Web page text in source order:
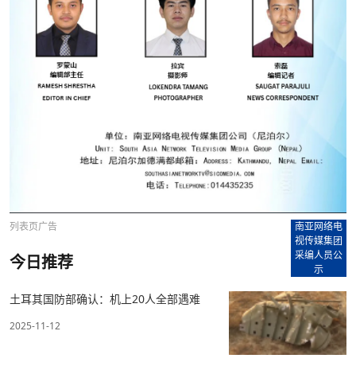
列表页广告
南亚网络电
视传媒集团
采编人员公
示
今日推荐
土耳其国防部确认：机上20人全部遇难
2025-11-12